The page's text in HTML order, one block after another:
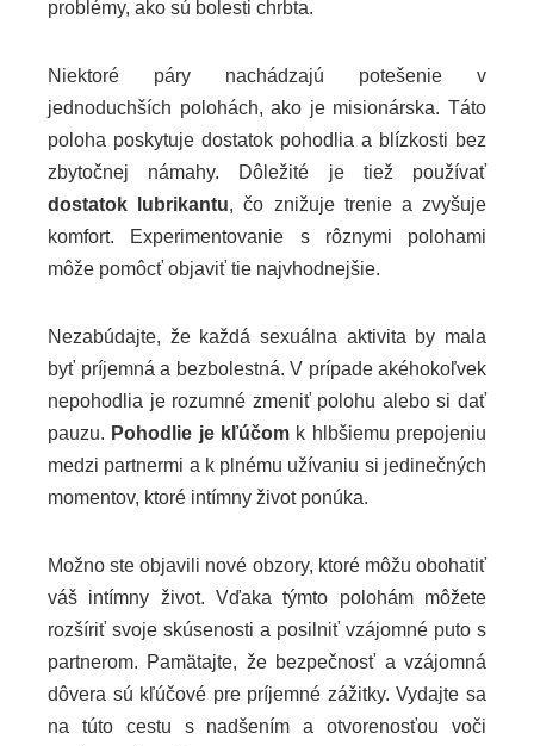
problémy, ako sú bolesti chrbta.
Niektoré páry nachádzajú potešenie v
jednoduchších polohách, ako je misionárska. Táto
poloha poskytuje dostatok pohodlia a blízkosti bez
zbytočnej námahy. Dôležité je tiež používať
dostatok lubrikantu, čo znižuje trenie a zvyšuje
komfort. Experimentovanie s rôznymi polohami
môže pomôcť objaviť tie najvhodnejšie.
Nezabúdajte, že každá sexuálna aktivita by mala
byť príjemná a bezbolestná. V prípade akéhokoľvek
nepohodlia je rozumné zmeniť polohu alebo si dať
pauzu. Pohodlie je kľúčom k hlbšiemu prepojeniu
medzi partnermi a k plnému užívaniu si jedinečných
momentov, ktoré intímny život ponúka.
Možno ste objavili nové obzory, ktoré môžu obohatiť
váš intímny život. Vďaka týmto polohám môžete
rozšíriť svoje skúsenosti a posilniť vzájomné puto s
partnerom. Pamätajte, že bezpečnosť a vzájomná
dôvera sú kľúčové pre príjemné zážitky. Vydajte sa
na túto cestu s nadšením a otvorenosťou voči